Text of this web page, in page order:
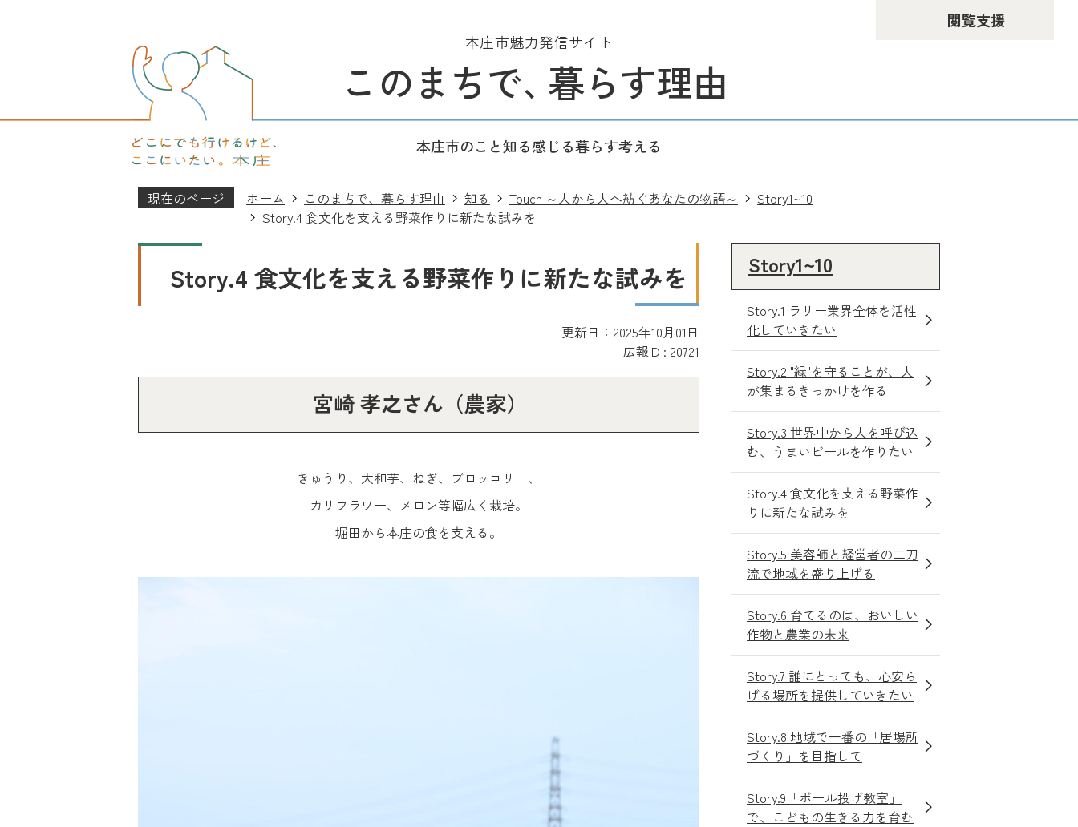
本庄市魅力発信サイト
このまちで、 暮らす理由
本庄市のこと知る感じる暮らす考える
閲覧支援
現在のページ ホーム このまちで、暮らす理由 知る Touch ～人から人へ紡ぐあなたの物語～
Story1~10
Story.4 食文化を支える野菜作りに新たな試みを
Story.4 食文化を支える野菜作りに新たな試みを
更新日：2025年10月01日
広報ID : 20721
宮崎 孝之さん （農家）
きゅうり、大和芋、ねぎ、ブロッコリー、
カリフラワー、メロン等幅広く栽培。
堀田から本庄の食を支える。
Story1~10
Story.1 ラリー業界全体を活性
化していきたい
Story.2 "緑"を守ることが、人
が集まるきっかけを作る
Story.3 世界中から人を呼び込
む、うまいビールを作りたい
Story.4 食文化を支える野菜作
りに新たな試みを
Story.5 美容師と経営者の二刀
流で地域を盛り上げる
Story.6 育てるのは、おいしい
作物と農業の未来
Story.7 誰にとっても、心安ら
げる場所を提供していきたい
Story.8 地域で一番の「居場所
づくり」を目指して
Story.9「ボール投げ教室」
で、こどもの生きる力を育む